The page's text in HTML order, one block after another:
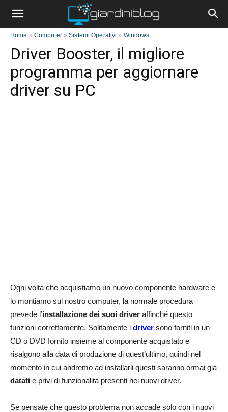
Home » Computer»Sistemi Operativi » Windows
Driver Booster, il migliore
programma per aggiornare
driver su PC
Ogni volta che acquistiamo un nuovo componente hardware e
lo montiamo sul nostro computer, la normale procedura
prevede l’installazione dei suoi driver affinché questo
funzioni correttamente. Solitamente i driver sono forniti in un
CD o DVD fornito insieme al componente acquistato e
risalgono alla data di produzione di quest’ultimo, quindi nel
momento in cui andremo ad installarli questi saranno ormai già
datati e privi di funzionalità presenti nei nuovi driver.
Se pensate che questo problema non accade solo con i nuovi